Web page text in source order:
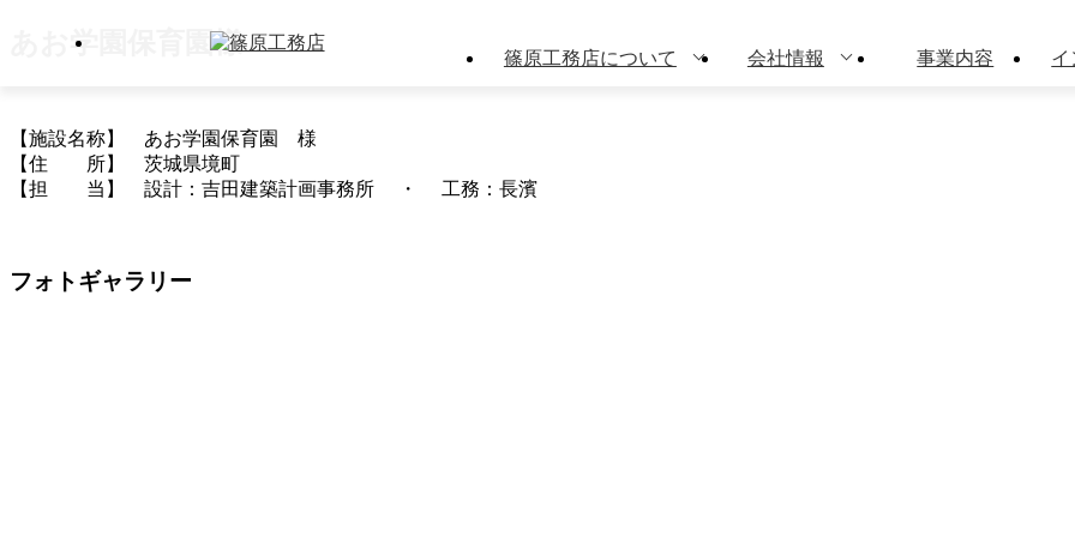
篠原工務店について 会社情報 事業内容 イ
あお学園保育園様
【施設名称】 あお学園保育園 様
【住 所】 茨城県境町
【担 当】 設計：吉田建築計画事務所 ・ 工務：長濱
フォトギャラリー